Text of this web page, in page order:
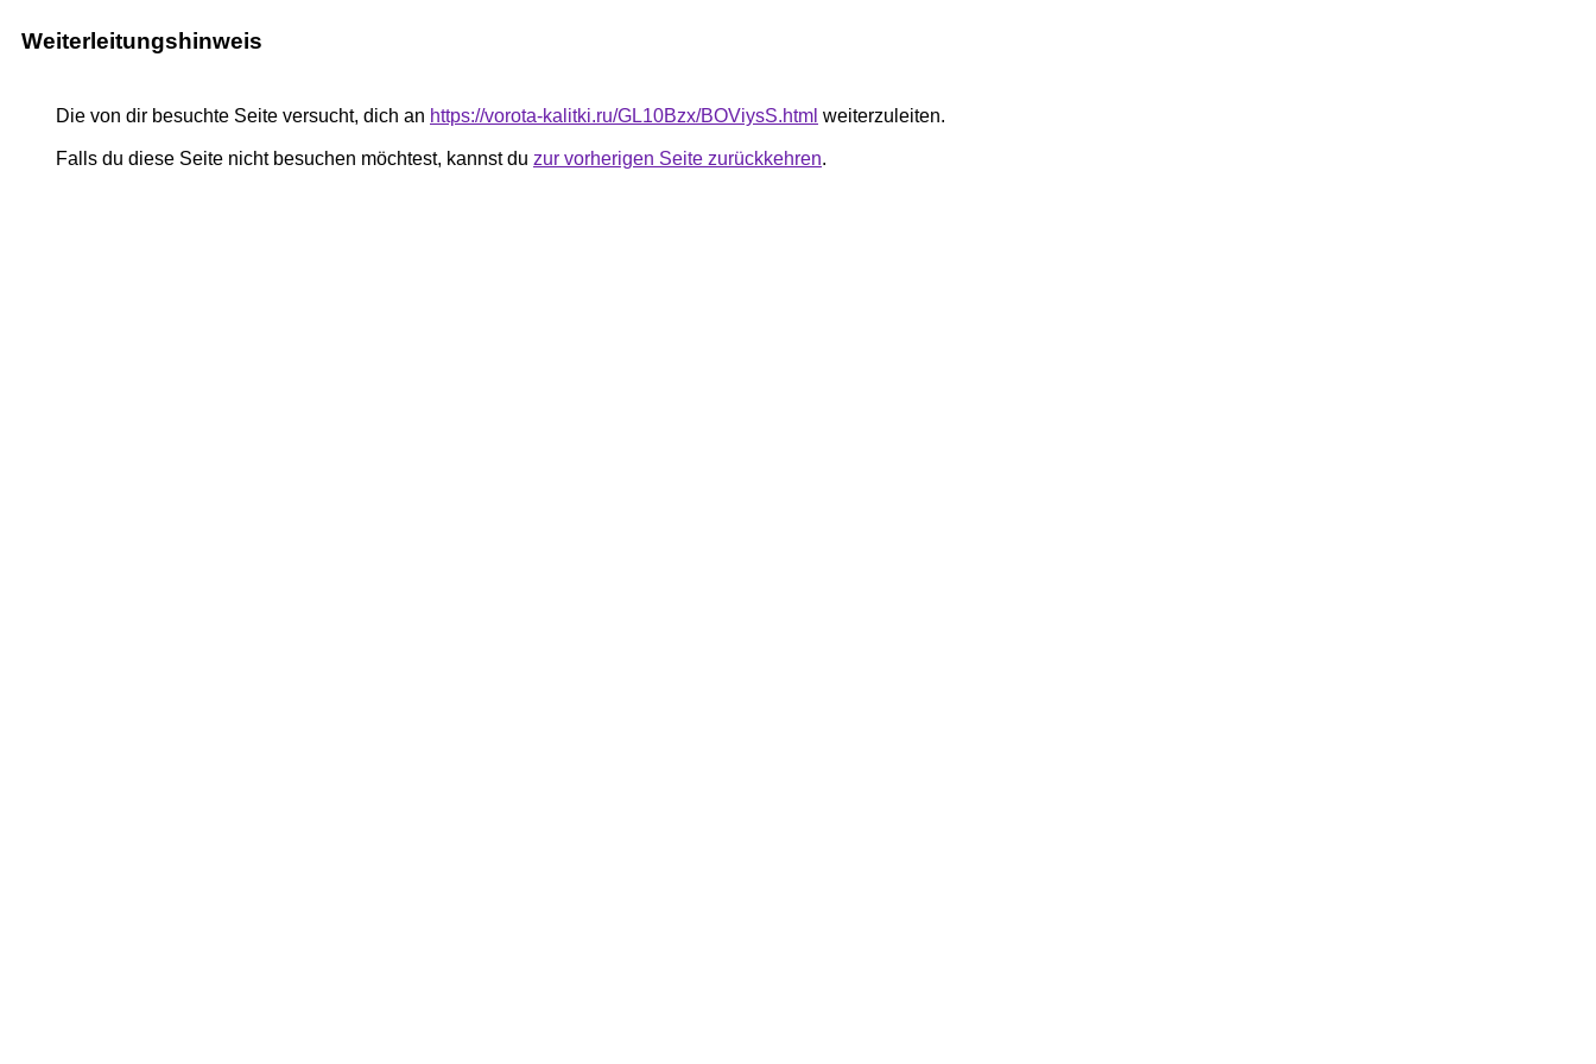
Weiterleitungshinweis
Die von dir besuchte Seite versucht, dich an https://vorota-kalitki.ru/GL10Bzx/BOViysS.html weiterzuleiten.
Falls du diese Seite nicht besuchen möchtest, kannst du zur vorherigen Seite zurückkehren.